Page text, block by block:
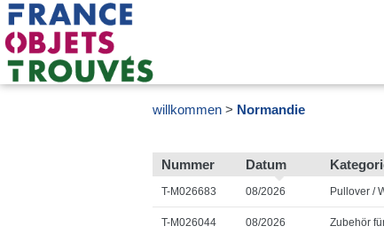
willkommen Normandie
Nummer Datum
T-M026683 08/2026 Pullover /
T-M026044 08/2026 Zubehör